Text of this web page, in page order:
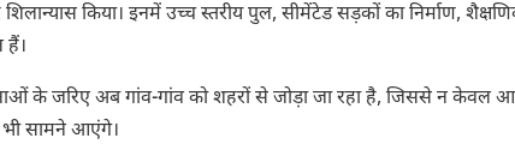
किया। इनमें उच्च स्तरीय पुल, सीमेंटेड सड़कों का निर्माण,
हैं।
के जरिए अब गांव-गांव को शहरों से जोड़ा जा रहा है, जिससे न केवल
सामने आएंगे।